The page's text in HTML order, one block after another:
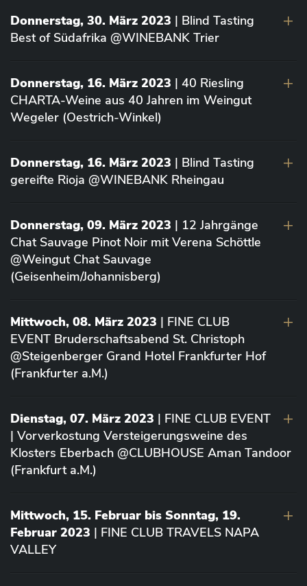
Donnerstag, 30. März 2023 | Blind Tasting
Best of Südafrika @WINEBANK Trier
Donnerstag, 16. März 2023 | 40 Riesling
CHARTA-Weine aus 40 Jahren im Weingut
Wegeler (Oestrich-Winkel)
Donnerstag, 16. März 2023 | Blind Tasting
gereifte Rioja @WINEBANK Rheingau
Donnerstag, 09. März 2023 | 12 Jahrgänge
Chat Sauvage Pinot Noir mit Verena Schöttle
@Weingut Chat Sauvage
(Geisenheim/Johannisberg)
Mittwoch, 08. März 2023 | FINE CLUB
EVENT Bruderschaftsabend St. Christoph
@Steigenberger Grand Hotel Frankfurter Hof
(Frankfurter a.M.)
Dienstag, 07. März 2023 | FINE CLUB EVENT
| Vorverkostung Versteigerungsweine des
Klosters Eberbach @CLUBHOUSE Aman Tandoor
(Frankfurt a.M.)
Mittwoch, 15. Februar bis Sonntag, 19.
Februar 2023 | FINE CLUB TRAVELS NAPA
VALLEY